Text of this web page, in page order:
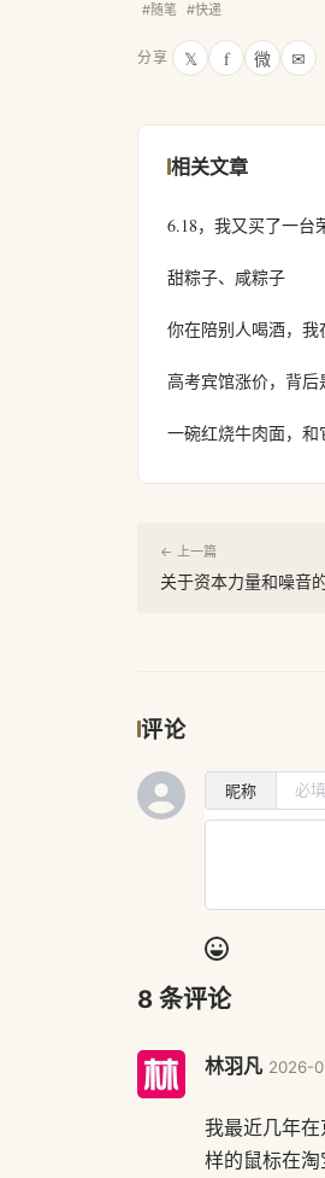
#随笔 #快递
分享 𝕏 f 微 ✉
相关文章
6.18，我又买了一台
甜粽子、咸粽子
你在陪别人喝酒，我
高考宾馆涨价，背
一碗红烧牛肉面，
← 上一篇
关于资本力量和噪音
评论
昵称
8 条评论
林羽凡 2026-
我最近几年
样的鼠标在